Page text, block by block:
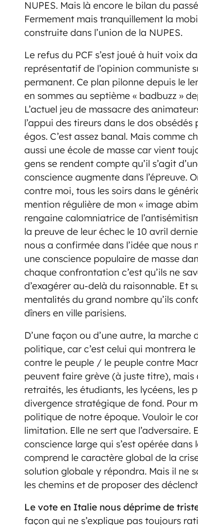
NUPES. Mais là encore le bilan du
Fermement mais tranquillement la
construite dans l’union de la NUPES.
Le refus du PCF s’est joué à huit voix
représentatif de l’opinion communiste
permanent. Ce plan pilonne depuis le
en sommes au septième « badbuzz »
L’actuel jeu de massacre des
l’appui des tireurs dans le dos
égos. C’est assez banal. Mais comme
aussi une école de masse car vient
gens se rendent compte qu’il s’agit
conscience augmente dans l’épreuve.
contre moi, tous les soirs dans le
mention régulière de mon « image
rengaine calomniatrice de
la preuve de leur échec le 10 avril
nous a confirmée dans l’idée que
une conscience populaire de masse
chaque confrontation c’est qu’ils ne
d’exagérer au-delà du raisonnable. Et
mentalités du grand nombre qu’ils
dîners en ville parisiens.
D’une façon ou d’une autre, la
politique, car c’est celui qui montrera
contre le peuple / le peuple contre
peuvent faire grève (à juste titre), mais
retraités, les étudiants, les lycéens, les
divergence stratégique de fond. Pour
politique de notre époque. Vouloir le
limitation. Elle ne sert que
conscience large qui s’est opérée
comprend le caractère global de la
solution globale y répondra. Mais il ne
les chemins et de proposer des
Le vote en Italie nous déprime de
façon qui ne s’explique pas toujours